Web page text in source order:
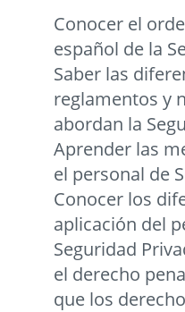
Conocer el
español de la
Saber las
reglamentos y
abordan la
Aprender las
el personal de
Conocer los
aplicación del
Seguridad
el derecho
que los